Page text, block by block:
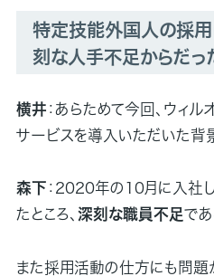
特定技能外国人の採
刻な人手不足からだっ
横井 ：あらためて今回、ウィ
サービスを導入いただいた背
森下 ：2020年の10月に入社
たところ、 深刻な職員不足であ
また採用活動の仕方にも問題